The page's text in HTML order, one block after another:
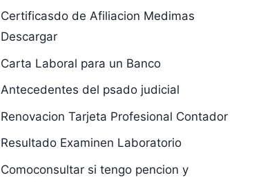
Certificasdo de Afiliacion Medimas
Descargar
Carta Laboral para un Banco
Antecedentes del psado judicial
Renovacion Tarjeta Profesional Contador
Resultado Examinen Laboratorio
Comoconsultar si tengo pencion y